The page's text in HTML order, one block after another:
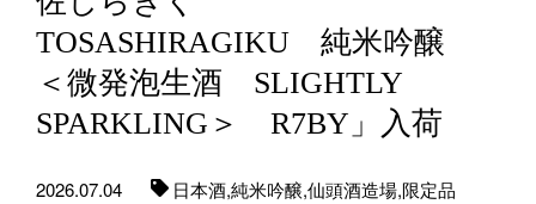
TOSASHIRAGIKU 純米吟醸
＜微発泡生酒 SLIGHTLY
SPARKLING＞ R7BY」入荷
2026.07.04 日本酒,純米吟醸,仙頭酒造場,限定品